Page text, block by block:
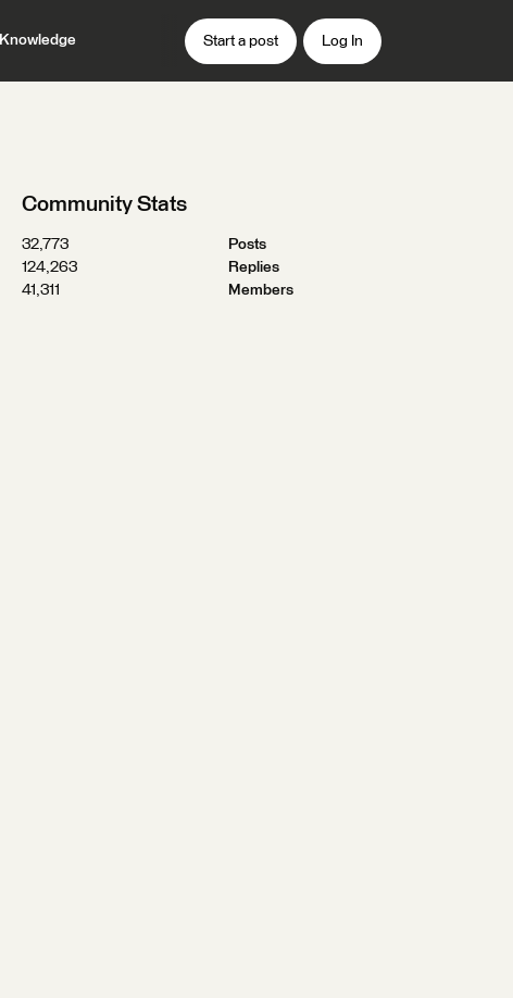
Knowledge Start a post Log In
Community Stats
32,773
Posts
124,263
Replies
41,311
Members